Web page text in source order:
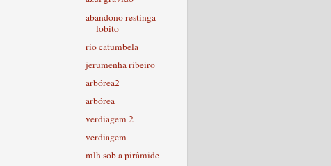
abandono restinga
lobito
rio catumbela
jerumenha ribeiro
arbórea2
arbórea
verdiagem 2
verdiagem
mlh sob a pirâmide